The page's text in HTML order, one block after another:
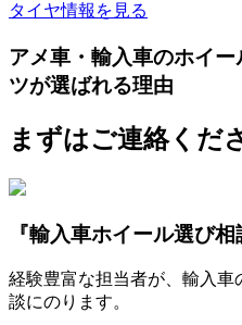
タイヤ情報を見る
アメ車・輸入車のホイ
ツが選ばれる理由
まずはご連絡くだ
『輸入車ホイール選び相
経験豊富な担当者が、輸入
談にのります。